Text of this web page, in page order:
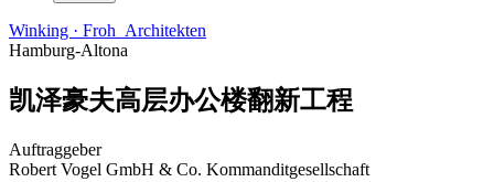
Winking · Froh Architekten
Hamburg-Altona
凯泽豪夫高层办公楼翻新工程
Auftraggeber
Robert Vogel GmbH & Co. Kommanditgesellschaft